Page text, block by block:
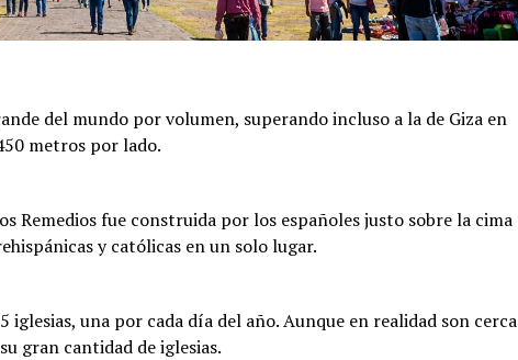
del mundo por volumen, superando incluso a la de Giza en
metros por lado.
Remedios fue construida por los españoles justo sobre la cima
y católicas en un solo lugar.
iglesias, una por cada día del año. Aunque en realidad son cerca
gran cantidad de iglesias.